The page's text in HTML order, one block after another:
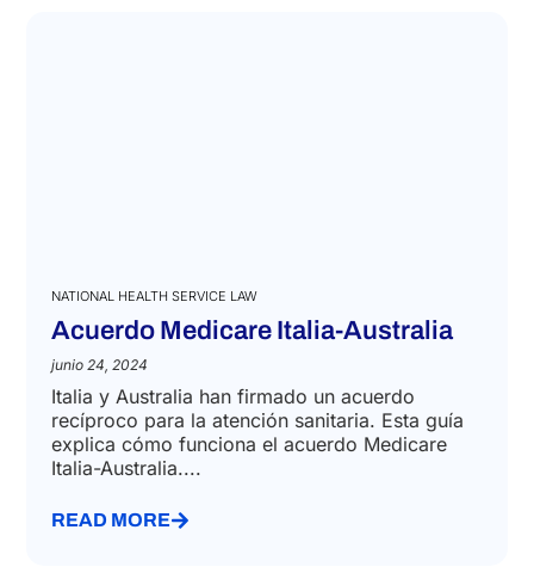
NATIONAL HEALTH SERVICE LAW
Acuerdo Medicare Italia-Australia
junio 24, 2024
Italia y Australia han firmado un acuerdo
recíproco para la atención sanitaria. Esta guía
explica cómo funciona el acuerdo Medicare
Italia-Australia....
READ MORE